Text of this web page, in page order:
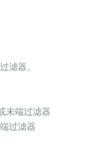
滤器。
末端过滤器
过滤器